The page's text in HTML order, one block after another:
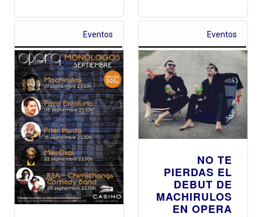
Eventos Eventos
NO TE
PIERDAS EL
DEBUT DE
MACHIRULOS
EN OPERA